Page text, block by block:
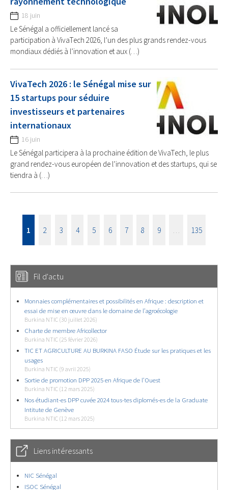
18 juin
Le Sénégal a officiellement lancé sa
participation à VivaTech 2026, l’un des plus grands rendez-vous
mondiaux dédiés à l’innovation et aux (…)
VivaTech 2026 : le Sénégal mise sur
15 startups pour séduire
investisseurs et partenaires
internationaux
16 juin
Le Sénégal participera à la prochaine édition de VivaTech, le plus
grand rendez-vous européen de l’innovation et des startups, qui se
tiendra à (…)
1 2 3 4 5 6 7 8 9 135
Fil d'actu
Monnaies complémentaires et possibilités en Afrique : description et
essai de mise en œuvre dans le domaine de l’agroécologie
Burkina NTIC (30 juillet 2026)
Charte de membre Africollector
Burkina NTIC (25 février 2026)
TIC ET AGRICULTURE AU BURKINA FASO Étude sur les pratiques et les
usages
Burkina NTIC (9 avril 2025)
Sortie de promotion DPP 2025 en Afrique de l’Ouest
Burkina NTIC (12 mars 2025)
Nos étudiant-es DPP cuvée 2024 tous-tes diplomés-es de la Graduate
Intitute de Genève
Burkina NTIC (12 mars 2025)
Liens intéressants
NIC Sénégal
ISOC Sénégal